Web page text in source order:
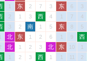
1 东 2 7 3 东 6 3
2 1 3 西 4 1 7 4
3 2 南 1 5 东 8 5
北 东 1 2 6 1 9 西
北 1 2 3 北 东 10 1
1 2 3 西 1 1 11 2